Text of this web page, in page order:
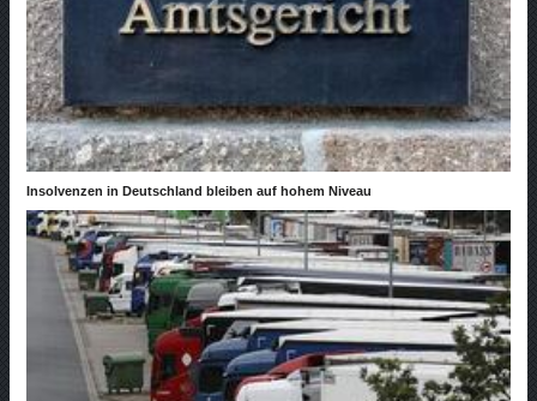
Insolvenzen in Deutschland bleiben auf hohem Niveau